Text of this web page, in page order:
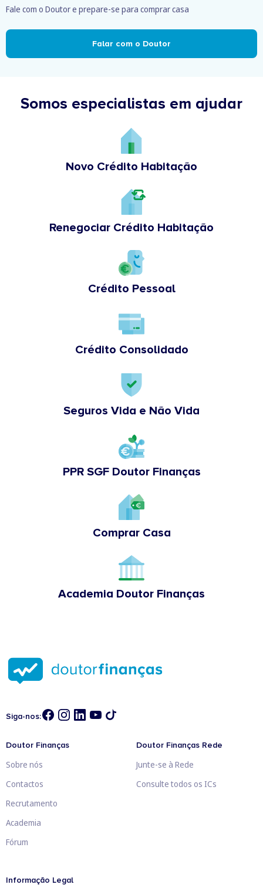
Fale com o Doutor e prepare-se para comprar casa
Falar com o Doutor
Somos especialistas em ajudar
Novo Crédito Habitação
Renegociar Crédito Habitação
Crédito Pessoal
Crédito Consolidado
Seguros Vida e Não Vida
PPR SGF Doutor Finanças
Comprar Casa
Academia Doutor Finanças
Siga-nos:
Doutor Finanças
Sobre nós
Contactos
Recrutamento
Academia
Fórum
Doutor Finanças Rede
Junte-se à Rede
Consulte todos os ICs
Informação Legal